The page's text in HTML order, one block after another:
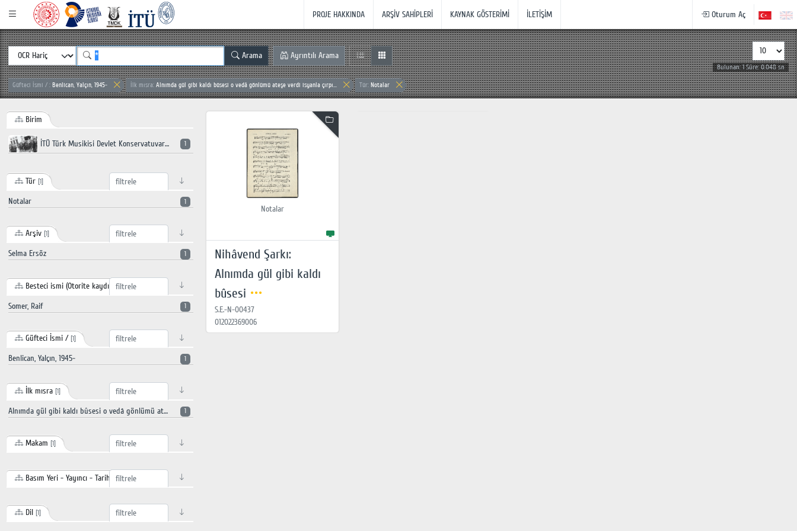
PROJE HAKKINDA ARŞİV SAHİPLERİ KAYNAK GÖSTERİMİ İLETİŞİM Oturum Aç
Arama Ayrıntılı Arama
Güfteci İsmi / : Benlican, Yalçın, 1945- İlk mısra: Alnımda gül gibi kaldı bûsesi o vedâ gönlümü ateşe verdi isyanla çırpı... Tür: Notalar
Bulunan: 1 Süre: 0.048 sn
Birim
İTÜ Türk Musikisi Devlet Konservatuvarı 1
Tür [1]
Notalar 1
Arşiv [1]
Selma Ersöz 1
Besteci ismi (Otorite kaydı) [1]
Somer, Raif 1
Güfteci İsmi / [1]
Benlican, Yalçın, 1945- 1
İlk mısra [1]
Alnımda gül gibi kaldı bûsesi o vedâ gönlümü ateşe verdi isyanla çırpınan çılgın kalbimi 1
Makam [1]
Basım Yeri - Yayıncı - Tarihi [1]
Dil [1]
Notalar
Nihâvend Şarkı:
Alnımda gül gibi kaldı
bûsesi
S.E.-N-00437
012022369006